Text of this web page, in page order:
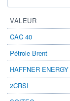
VALEUR
CAC 40
Pétrole Brent
HAFFNER ENERGY
2CRSI